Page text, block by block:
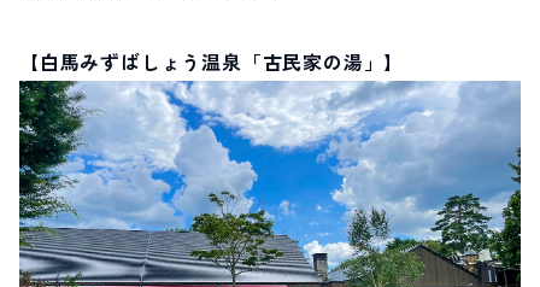
【白馬みずばしょう温泉「古民家の湯」】